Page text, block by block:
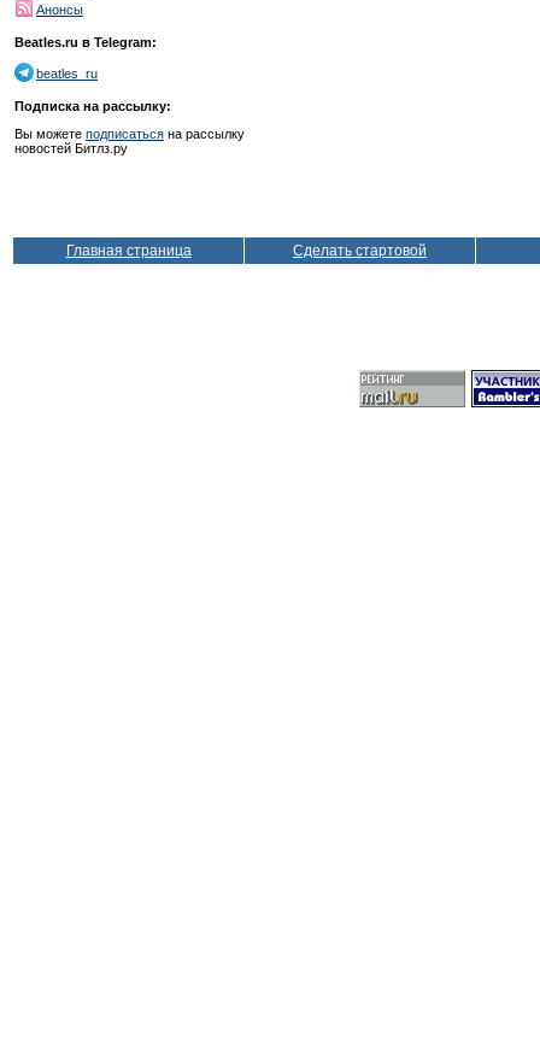
Анонсы
Beatles.ru в Telegram:
beatles_ru
Подписка на рассылку:
Вы можете подписаться на рассылку
новостей Битлз.ру
Главная страница Сделать стартовой